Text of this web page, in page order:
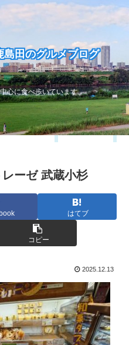
田のグルメブログ
心に食べ歩いています
ーゼ 武蔵小杉
はてブ
コピー
2025.12.13